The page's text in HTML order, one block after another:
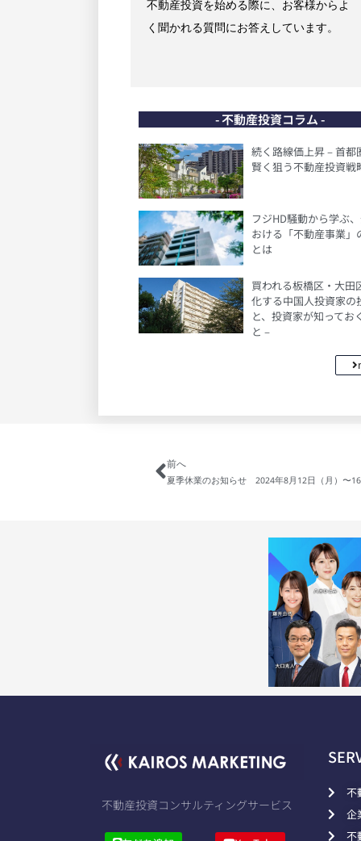
不動産投資を始める際に、お客様からよ
く聞かれる質問にお答えしています。
- 不動産投資コラム -
続く路線価上昇 – 首都
賢く狙う不動産投資戦
フジHD騒動から学ぶ
おける「不動産事業」
とは
買われる板橋区・大田
化する中国人投資家の
と、投資家が知ってお
と –
前へ
夏季休業のお知らせ 2024年8月12日（月）〜
不動産投資コンサルティングサービス
不
企
不